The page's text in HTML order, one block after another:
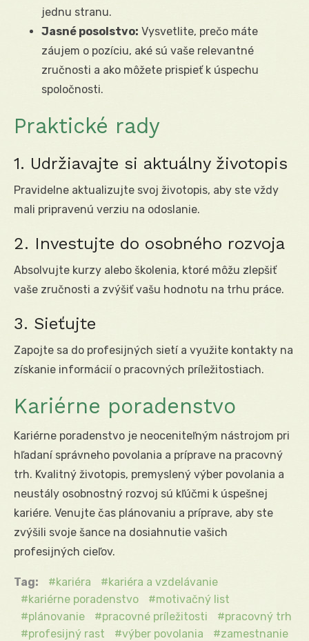
jednu stranu.
Jasné posolstvo: Vysvetlite, prečo máte
záujem o pozíciu, aké sú vaše relevantné
zručnosti a ako môžete prispieť k úspechu
spoločnosti.
Praktické rady
1. Udržiavajte si aktuálny životopis
Pravidelne aktualizujte svoj životopis, aby ste vždy
mali pripravenú verziu na odoslanie.
2. Investujte do osobného rozvoja
Absolvujte kurzy alebo školenia, ktoré môžu zlepšiť
vaše zručnosti a zvýšiť vašu hodnotu na trhu práce.
3. Sieťujte
Zapojte sa do profesijných sietí a využite kontakty na
získanie informácií o pracovných príležitostiach.
Kariérne poradenstvo
Kariérne poradenstvo je neoceniteľným nástrojom pri
hľadaní správneho povolania a príprave na pracovný
trh. Kvalitný životopis, premyslený výber povolania a
neustály osobnostný rozvoj sú kľúčmi k úspešnej
kariére. Venujte čas plánovaniu a príprave, aby ste
zvýšili svoje šance na dosiahnutie vašich
profesijných cieľov.
Tag: kariéra
kariéra a vzdelávanie
kariérne poradenstvo
motivačný list
plánovanie
pracovné príležitosti
pracovný trh
profesijný rast
výber povolania
zamestnanie